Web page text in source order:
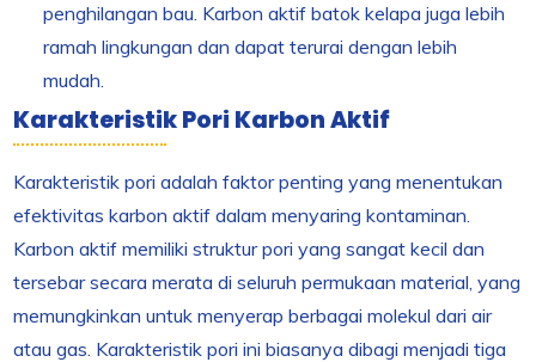
penghilangan bau. Karbon aktif batok kelapa juga lebih
ramah lingkungan dan dapat terurai dengan lebih
mudah.
Karakteristik Pori Karbon Aktif
Karakteristik pori adalah faktor penting yang menentukan
efektivitas karbon aktif dalam menyaring kontaminan.
Karbon aktif memiliki struktur pori yang sangat kecil dan
tersebar secara merata di seluruh permukaan material, yang
memungkinkan untuk menyerap berbagai molekul dari air
atau gas. Karakteristik pori ini biasanya dibagi menjadi tiga